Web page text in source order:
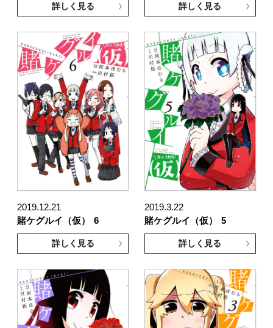
詳しく見る 詳しく見る
2019.12.21
賭ケグルイ（仮）
6
詳しく見る
2019.3.22
賭ケグルイ（仮）
5
詳しく見る